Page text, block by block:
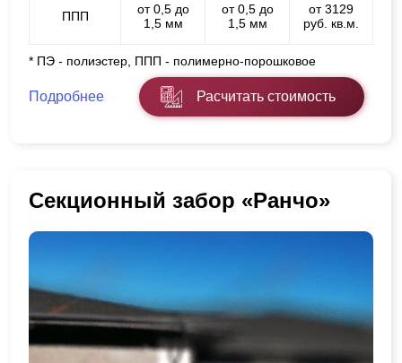
ППП
от 0,5 до
1,5 мм
от 0,5 до
1,5 мм
от 3129
руб. кв.м.
* ПЭ - полиэстер, ППП - полимерно-порошковое
Подробнее Расчитать стоимость
Секционный забор «Ранчо»